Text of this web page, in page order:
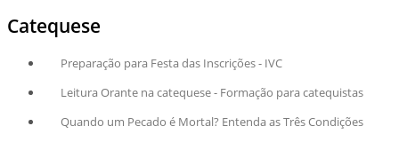
Catequese
Preparação para Festa das Inscrições - IVC
Leitura Orante na catequese - Formação para catequistas
Quando um Pecado é Mortal? Entenda as Três Condições